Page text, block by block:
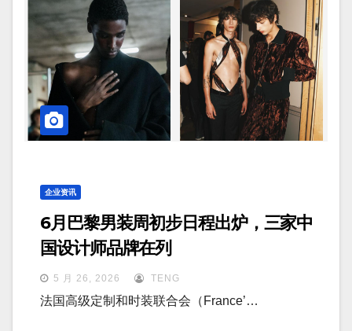
企业资讯
6月巴黎男装周初步日程出炉，三家中
国设计师品牌在列
5 月 26, 2026 TENG
法国高级定制和时装联合会（France’…